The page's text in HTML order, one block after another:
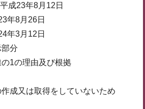
成23年8月12日
年8月26日
年3月12日
分
1の理由及び根拠
成又は取得をしていないため